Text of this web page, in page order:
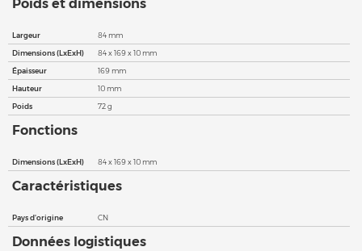
Poids et dimensions
Largeur
84 mm
Dimensions (LxExH)
84 x 169 x 10 mm
Épaisseur
169 mm
Hauteur
10 mm
Poids
72 g
Fonctions
Dimensions (LxExH) 84 x 169 x 10 mm
Caractéristiques
Pays d'origine CN
Données logistiques